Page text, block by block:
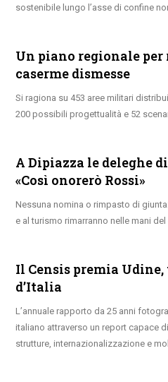
sostenibile lungo l’asse di confine
Un piano regionale per
caserme dismesse
Si ragiona su 453 aree militari
200 possibili progettualità e 52
A Dipiazza le deleghe
«Così onorerò Rossi»
Nessuna nomina o rimpasto di
e al turismo rimarranno nelle mani
Il Censis premia
d’Italia
L’annuale rapporto da 25 anni
italiano attraverso un report capace
strutture, internazionalizzazione e